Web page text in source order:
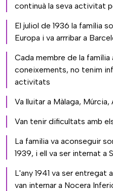
continuà la seva activitat
El juliol de 1936 la família
Europa i va arrribar a
Cada membre de la família
coneixements, no tenim
activitats
Va lluitar a Màlaga,
Van tenir dificultats amb
La familia va aconseguir
1939, i ell va ser internat a
L'any 1941 va ser
van internar a Nocera